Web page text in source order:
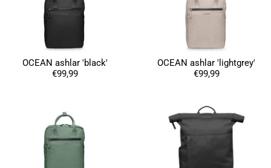
OCEAN ashlar 'black'
€99,99
OCEAN ashlar 'lightgrey'
€99,99